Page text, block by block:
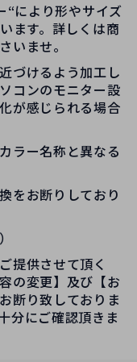
により形やサイズ
ます。詳しくは商
いませ。
づけるよう加工し
コンのモニター設
が感じられる場合
ラー名称と異なる
をお断りしており
提供させて頂く
の変更】及び【お
断り致しておりま
分にご確認頂きま